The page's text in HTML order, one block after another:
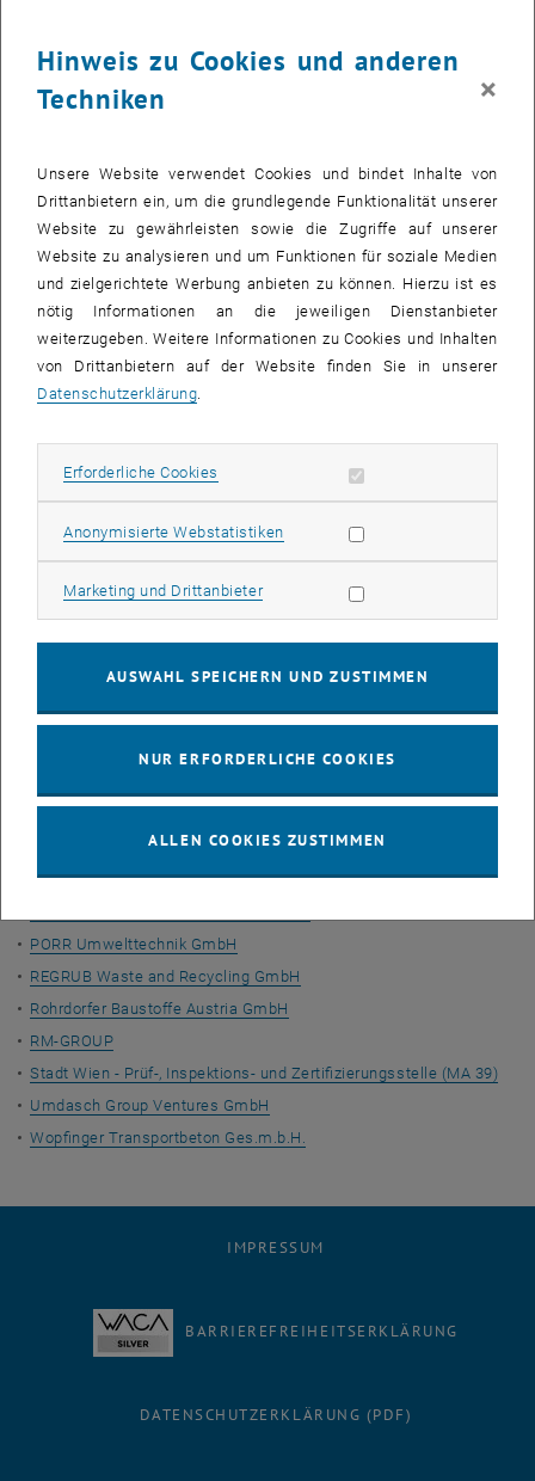
Mitteln des BMK gefördert und von den Projektpartnern kofinanziert.
Projektwebseite:
https://up-crete.project.tuwien.ac.at/, öffnet eine externe URL in
Projektlaufzeit: 03/2023 - 02/2027
Projektpartner
ecoplus Bau.Energie.Umwelt Cluster Niederösterreich(Leiter)
TU Wien – Institut für Werkstofftechnologie, Bauphysik und
Bauökologie (wiss. Partner)
IBO – Österreichisches Institut für Bauen und Ökologie
Baumit Beteiligungen GmbH
ABEZ GmbH
Alfred Trepka GmbH
Amt der Niederösterreichischen Landesregierung – Abteilung
Umwelt- und Energiewirtschaft
Brantner Österreich GmbH
BRV – Österreichischer Baustoff-Recycling Verband
Gnant GmbH
Hans Zöchling Ges.m.b.H.
Lasselsberger GmbH
Mapei Austria GmbH
PORR Umwelttechnik GmbH
REGRUB Waste and Recycling GmbH
Rohrdorfer Baustoffe Austria GmbH
RM-GROUP
Stadt Wien - Prüf-, Inspektions- und Zertifizierungsstelle (MA 39)
Umdasch Group Ventures GmbH
Wopfinger Transportbeton Ges.m.b.H.
IMPRESSUM
BARRIEREFREIHEITSERKLÄRUNG
DATENSCHUTZERKLÄRUNG (PDF)
Hinweis zu Cookies und anderen
Techniken
×
Unsere Website verwendet Cookies und bindet Inhalte von
Drittanbietern ein, um die grundlegende Funktionalität unserer
Website zu gewährleisten sowie die Zugriffe auf unserer
Website zu analysieren und um Funktionen für soziale Medien
und zielgerichtete Werbung anbieten zu können. Hierzu ist es
nötig Informationen an die jeweiligen Dienstanbieter
weiterzugeben. Weitere Informationen zu Cookies und Inhalten
von Drittanbietern auf der Website finden Sie in unserer
Datenschutzerklärung
Erforderliche Cookies Erforderliche Cookies zulassen
Anonymisierte WebstatistikenStatistik Cookies zulassen
Marketing und DrittanbieterMarketing Cookies zulassen
AUSWAHL SPEICHERN UND ZUSTIMMEN
NUR ERFORDERLICHE COOKIES
ALLEN COOKIES ZUSTIMMEN